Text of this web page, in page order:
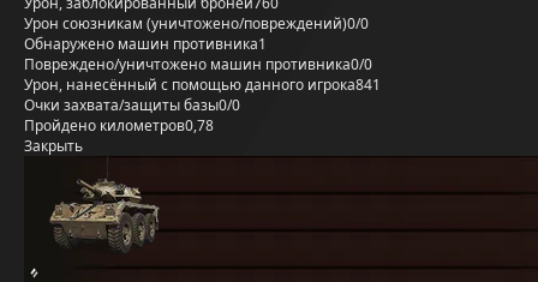
Урон союзникам (уничтожено/повреждений)0/0
Обнаружено машин противника1
Повреждено/уничтожено машин противника0/0
Урон, нанесённый с помощью данного игрока841
Очки захвата/защиты базы0/0
Пройдено километров0,78
Закрыть